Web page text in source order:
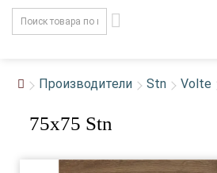
Производители Stn Volte
75x75 Stn